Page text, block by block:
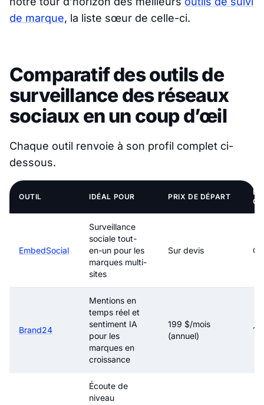
de marque, la liste sœur de celle-ci.
Comparatif des outils de
surveillance des réseaux
sociaux en un coup d’œil
Chaque outil renvoie à son profil complet ci-
dessous.
OUTIL IDÉAL POUR PRIX DE DÉPART
EmbedSocial
Surveillance
sociale tout-
en-un pour les
marques multi-
sites
Sur devis
Brand24
Mentions en
temps réel et
sentiment IA
pour les
marques en
croissance
199 $/mois
(annuel)
14
Écoute de
niveau